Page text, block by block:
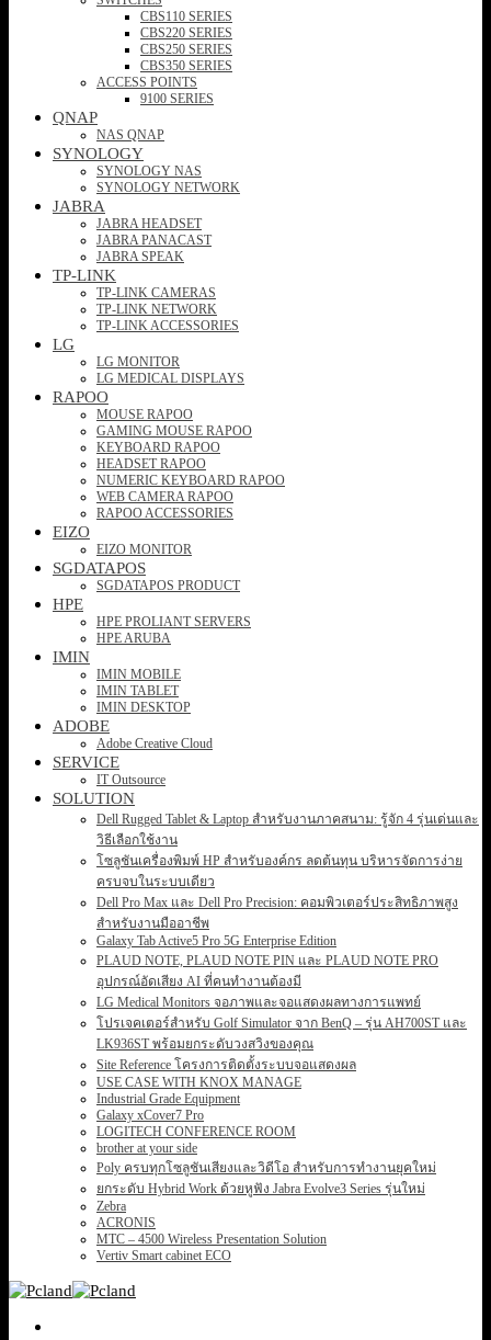
CBS110 SERIES
CBS220 SERIES
CBS250 SERIES
CBS350 SERIES
ACCESS POINTS
9100 SERIES
QNAP
NAS QNAP
SYNOLOGY
SYNOLOGY NAS
SYNOLOGY NETWORK
JABRA
JABRA HEADSET
JABRA PANACAST
JABRA SPEAK
TP-LINK
TP-LINK CAMERAS
TP-LINK NETWORK
TP-LINK ACCESSORIES
LG
LG MONITOR
LG MEDICAL DISPLAYS
RAPOO
MOUSE RAPOO
GAMING MOUSE RAPOO
KEYBOARD RAPOO
HEADSET RAPOO
NUMERIC KEYBOARD RAPOO
WEB CAMERA RAPOO
RAPOO ACCESSORIES
EIZO
EIZO MONITOR
SGDATAPOS
SGDATAPOS PRODUCT
HPE
HPE PROLIANT SERVERS
HPE ARUBA
IMIN
IMIN MOBILE
IMIN TABLET
IMIN DESKTOP
ADOBE
Adobe Creative Cloud
SERVICE
IT Outsource
SOLUTION
Dell Rugged Tablet & Laptop สำหรับงานภาคสนาม: รู้จัก 4 รุ่นเด่นและ
วิธีเลือกใช้งาน
โซลูชันเครื่องพิมพ์ HP สำหรับองค์กร ลดต้นทุน บริหารจัดการง่าย
ครบจบในระบบเดียว
Dell Pro Max และ Dell Pro Precision: คอมพิวเตอร์ประสิทธิภาพสูง
สำหรับงานมืออาชีพ
Galaxy Tab Active5 Pro 5G Enterprise Edition
PLAUD NOTE, PLAUD NOTE PIN และ PLAUD NOTE PRO
อุปกรณ์อัดเสียง AI ที่คนทำงานต้องมี
LG Medical Monitors จอภาพและจอแสดงผลทางการแพทย์
โปรเจคเตอร์สำหรับ Golf Simulator จาก BenQ – รุ่น AH700ST และ
LK936ST พร้อมยกระดับวงสวิงของคุณ
Site Reference โครงการติดตั้งระบบจอแสดงผล
USE CASE WITH KNOX MANAGE
Industrial Grade Equipment
Galaxy xCover7 Pro
LOGITECH CONFERENCE ROOM
brother at your side
Poly ครบทุกโซลูชันเสียงและวิดีโอ สำหรับการทำงานยุคใหม่
ยกระดับ Hybrid Work ด้วยหูฟัง Jabra Evolve3 Series รุ่นใหม่
Zebra
ACRONIS
MTC – 4500 Wireless Presentation Solution
Vertiv Smart cabinet ECO